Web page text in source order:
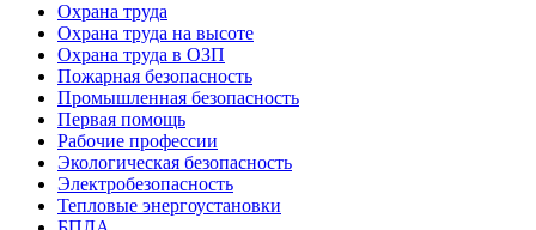
Охрана труда
Охрана труда на высоте
Охрана труда в ОЗП
Пожарная безопасность
Промышленная безопасность
Первая помощь
Рабочие профессии
Экологическая безопасность
Электробезопасность
Тепловые энергоустановки